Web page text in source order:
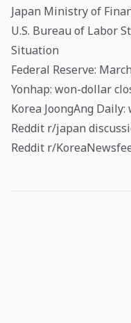
Japan Ministry of
U.S. Bureau of Labor
Situation
Federal Reserve:
Yonhap: won-dollar
Korea JoongAng
Reddit r/japan
Reddit r/